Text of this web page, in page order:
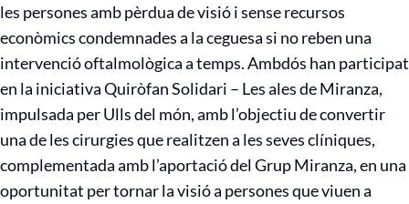
les persones amb pèrdua de visió i sense recursos
econòmics condemnades a la ceguesa si no reben una
intervenció oftalmològica a temps. Ambdós han participat
en la iniciativa Quiròfan Solidari – Les ales de Miranza,
impulsada per Ulls del món, amb l’objectiu de convertir
una de les cirurgies que realitzen a les seves clíniques,
complementada amb l’aportació del Grup Miranza, en una
oportunitat per tornar la visió a persones que viuen a